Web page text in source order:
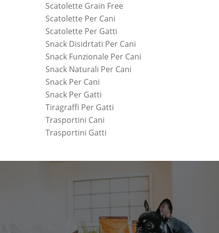
Scatolette Grain Free
Scatolette Per Cani
Scatolette Per Gatti
Snack Disidrtati Per Cani
Snack Funzionale Per Cani
Snack Naturali Per Cani
Snack Per Cani
Snack Per Gatti
Tiragraffi Per Gatti
Trasportini Cani
Trasportini Gatti